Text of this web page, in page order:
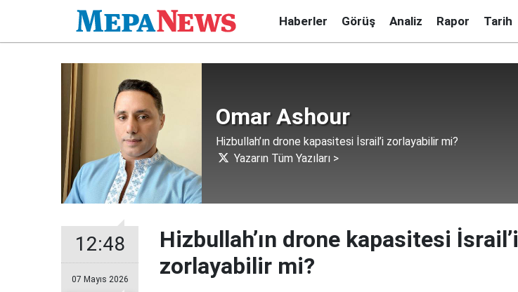
Haberler Görüş Analiz Rapor Tarih
Omar Ashour
Hizbullah’ın drone kapasitesi İsrail’i zorlayabilir mi?
Yazarın Tüm Yazıları >
12:48
07 Mayıs 2026
Hizbullah’ın drone kapasitesi İsrail’i
zorlayabilir mi?